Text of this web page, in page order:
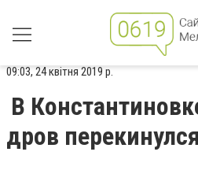
09:03, 24 квітня 2019 р.
В
дров